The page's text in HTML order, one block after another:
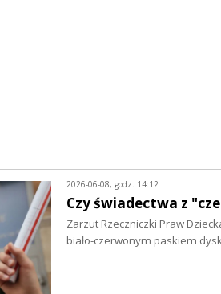
2026-06-08, godz. 14:12
Czy świadectwa z
Zarzut Rzeczniczki Praw
biało-czerwonym paskiem